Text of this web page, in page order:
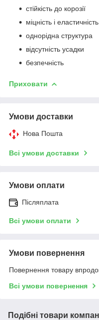
стійкість до корозії
міцність і
однорідна структура
відсутність усадки
безпечність
Приховати
Умови доставки
Нова Пошта
Всі умови доставки
Умови оплати
Післяплата
Всі умови оплати
Умови повернення
Повернення товару
Всі умови повернення
Подібні товари